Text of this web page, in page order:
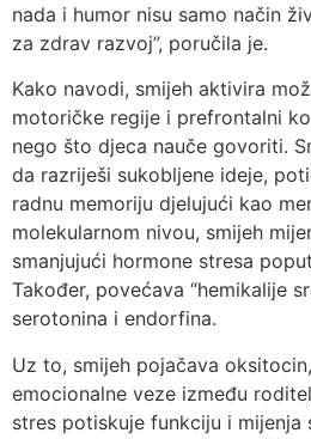
nada i humor nisu samo način
za zdrav razvoj”, poručila je.
Kako navodi, smijeh aktivira
motoričke regije i prefrontalni
nego što djeca nauče govoriti.
da razriješi sukobljene ideje,
radnu memoriju djelujući kao
molekularnom nivou, smijeh
smanjujući hormone stresa
Također, povećava “hemikalije
serotonina i endorfina.
Uz to, smijeh pojačava
emocionalne veze između
stres potiskuje funkciju i mijenja